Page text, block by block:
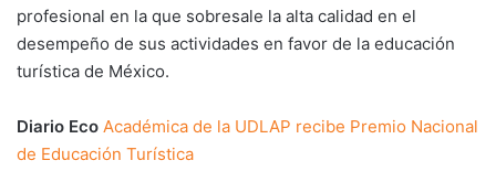
profesional en la que sobresale la alta calidad en el
desempeño de sus actividades en favor de la educación
turística de México.
Diario Eco Académica de la UDLAP recibe Premio Nacional
de Educación Turística